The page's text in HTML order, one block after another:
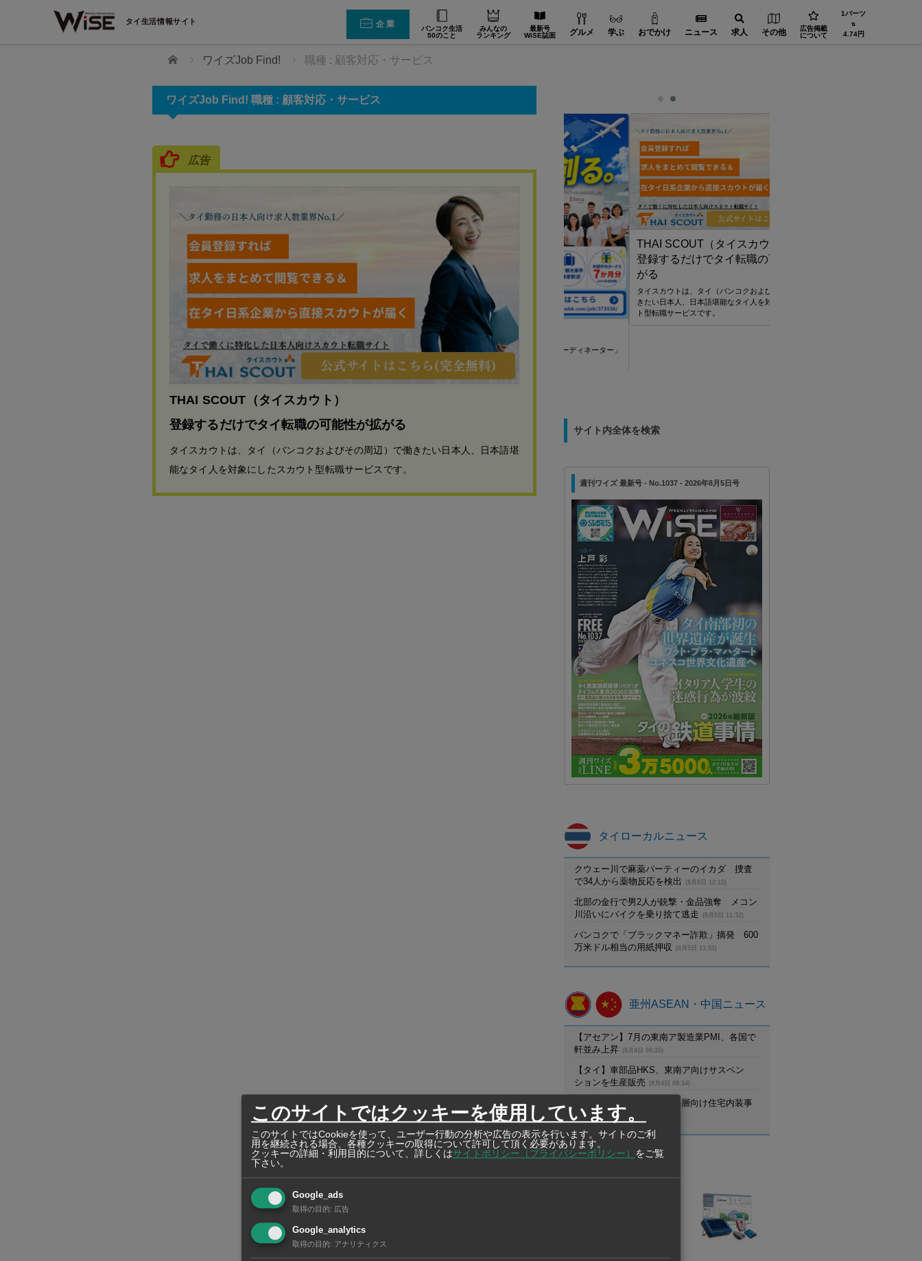
タイ生活情報サイト 企業
バンコク生活
50のこと
みんなの
ランキング
最新号
WiSE誌面
グルメ 学ぶ おでかけ ニュース 求人 その他
広告掲載
について
1バーツ
⇅
4.74円
ホーム ワイズJob Find! 職種 : 顧客対応・サービス
ワイズJob Find! 職種 : 顧客対応・サービス
広告
THAI SCOUT（タイスカウト）
登録するだけでタイ転職の可能性が拡がる
タイスカウトは、タイ（バンコクおよびその周辺）で働きたい日本人、日本語堪
能なタイ人を対象にしたスカウト型転職サービスです。
THAI SCOUT（タイスカウト）
登録するだけでタイ転職の可能性が拡
ト型転職サービスです。
JTA(THAILAND)CO.,LTD
JTA(THAILAND)CO.,LTDの「ツアーコーディネーター」
を募集！
THAI SCOUT（タイスカウト）
登録するだけでタイ転職の可能性が拡
がる
タイスカウトは、タイ（バンコクおよびその周辺）で働
きたい日本人、日本語堪能なタイ人を対象にしたスカウ
ト型転職サービスです。
サイト内全体を検索
週刊ワイズ 最新号 - No.1037 - 2026年8月5日号
タイローカルニュース
クウェー川で麻薬パーティーのイカダ 捜査
で34人から薬物反応を検出
(8月5日 12:12)
北部の金行で男2人が銃撃・金品強奪 メコン
川沿いにバイクを乗り捨て逃走
(8月5日 11:32)
バンコクで「ブラックマネー詐欺」摘発 600
万米ドル相当の用紙押収
(8月5日 11:53)
亜州ASEAN・中国ニュース
【アセアン】7月の東南ア製造業PMI、各国で
軒並み上昇
(8月4日 09:35)
【タイ】車部品HKS、東南ア向けサスペン
ションを生産販売
(8月4日 09:34)
【ベトナム】高島屋、富裕層向け住宅内装事
業を開始
(8月4日 09:34)
このサイトではクッキーを使用しています。
このサイトではCookieを使って、ユーザー行動の分析や広告の表示を行います。サイトのご利
用を継続される場合、各種クッキーの取得について許可して頂く必要があります。
クッキーの詳細・利用目的について、詳しくはサイトポリシー（プライバシーポリシー） をご覧
下さい。
Google_ads
取得の目的: 広告
Google_analytics
取得の目的: アナリティクス